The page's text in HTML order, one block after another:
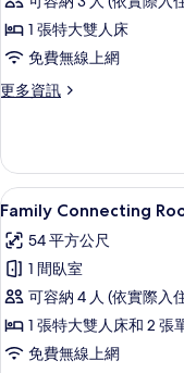
樓
客
房
(Park
所
有
相
片
1 張特大雙人床
免費無線上網
更多資訊
更
頂
樓
客
(Park
Suite)
詳
情
顯
示
Family
Connecting
Room
的
所
11
Family Connecting
54 平方公尺
1 間臥室
可容納 4 人 (依實際入
1 張特大雙人床和 2 張
免費無線上網